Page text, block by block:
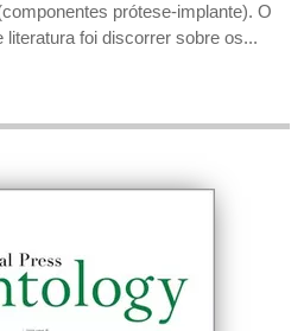
prótese-implante). O
foi discorrer sobre os...